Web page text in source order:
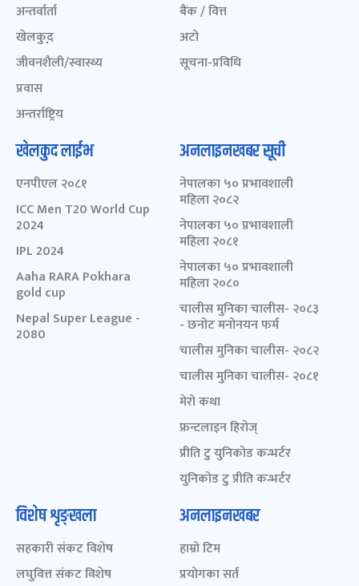
अन्तर्वार्ता
खेलकुद़़
जीवनशैली/स्वास्थ्य
प्रवास
अन्तर्राष्ट्रिय
बैंक / वित्त
अटो
सूचना-प्रविधि
खेलकुद लाईभ
एनपीएल २०८१
ICC Men T20 World Cup
2024
IPL 2024
Aaha RARA Pokhara
gold cup
Nepal Super League -
2080
अनलाइनखबर सूची
नेपालका ५० प्रभावशाली
महिला २०८२
नेपालका ५० प्रभावशाली
महिला २०८१
नेपालका ५० प्रभावशाली
महिला २०८०
चालीस मुनिका चालीस- २०८३
- छनोट मनोनयन फर्म
चालीस मुनिका चालीस- २०८२
चालीस मुनिका चालीस- २०८१
मेरो कथा
फ्रन्टलाइन हिरोज्
प्रीति टु युनिकोड कन्भर्टर
युनिकोड टु प्रीति कन्भर्टर
विशेष शृङ्खला
सहकारी संकट विशेष
लघुवित्त संकट विशेष
अनलाइनखबर
हाम्रो टिम
प्रयोगका सर्त